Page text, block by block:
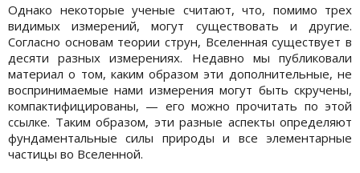
Однако некоторые ученые считают, что, помимо трех
видимых измерений, могут существовать и другие.
Согласно основам теории струн, Вселенная существует в
десяти разных измерениях. Недавно мы публиковали
материал о том, каким образом эти дополнительные, не
воспринимаемые нами измерения могут быть скручены,
компактифицированы, — его можно прочитать по этой
ссылке. Таким образом, эти разные аспекты определяют
фундаментальные силы природы и все элементарные
частицы во Вселенной.